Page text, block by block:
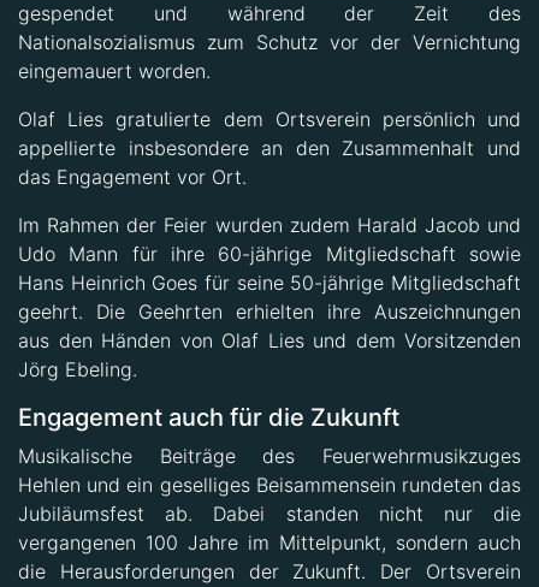
gespendet und während der Zeit des
Nationalsozialismus zum Schutz vor der Vernichtung
eingemauert worden.
Olaf Lies gratulierte dem Ortsverein persönlich und
appellierte insbesondere an den Zusammenhalt und
das Engagement vor Ort.
Im Rahmen der Feier wurden zudem Harald Jacob und
Udo Mann für ihre 60-jährige Mitgliedschaft sowie
Hans Heinrich Goes für seine 50-jährige Mitgliedschaft
geehrt. Die Geehrten erhielten ihre Auszeichnungen
aus den Händen von Olaf Lies und dem Vorsitzenden
Jörg Ebeling.
Engagement auch für die Zukunft
Musikalische Beiträge des Feuerwehrmusikzuges
Hehlen und ein geselliges Beisammensein rundeten das
Jubiläumsfest ab. Dabei standen nicht nur die
vergangenen 100 Jahre im Mittelpunkt, sondern auch
die Herausforderungen der Zukunft. Der Ortsverein